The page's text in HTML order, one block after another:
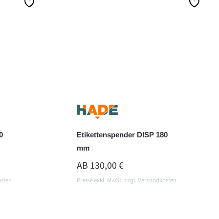
Etikettenspender DISP 180
mm
REGULÄRER PREIS:
AB 130,00 €
Preise exkl. MwSt. zzgl. Versandkosten